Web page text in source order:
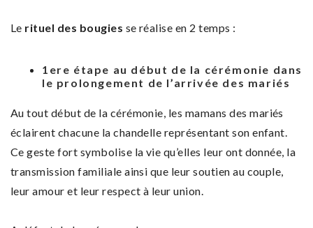
Le rituel des bougies se réalise en 2 temps :
1ere étape au début de la cérémonie dans
le prolongement de l’arrivée des mariés
Au tout début de la cérémonie, les mamans des mariés
éclairent chacune la chandelle représentant son enfant.
Ce geste fort symbolise la vie qu’elles leur ont donnée, la
transmission familiale ainsi que leur soutien au couple,
leur amour et leur respect à leur union.